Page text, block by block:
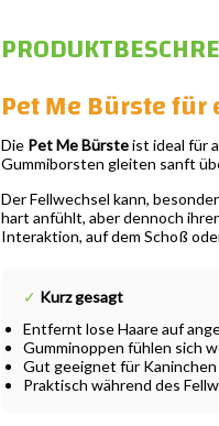
Pet Me Bürste
Die Pet Me Bürsteist ideal für
Gummiborsten gleiten sanft
Der Fellwechsel kann,
hart anfühlt, aber dennoch
Interaktion, auf dem Schoß
✓ Kurz gesagt
Entfernt lose Haare auf
Gumminoppen fühlen sich
Gut geeignet für Kaninchen
Praktisch während des